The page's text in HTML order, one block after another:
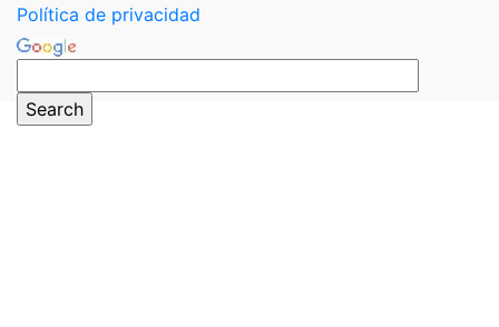
Política de privacidad